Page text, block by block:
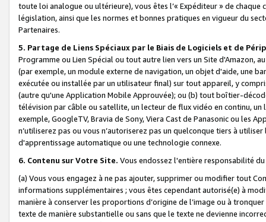
toute loi analogue ou ultérieure), vous êtes l’« Expéditeur » de
législation, ainsi que les normes et bonnes pratiques en vigueur du
Partenaires.
5. Partage de Liens Spéciaux par le Biais de Logiciels et de
Programme ou Lien Spécial ou tout autre lien vers un Site d'Amazon,
(par exemple, un module externe de navigation, un objet d'aide, une
exécutée ou installée par un utilisateur final) sur tout appareil, y
(autre qu'une Application Mobile Approuvée); ou (b) tout boîtier-
télévision par câble ou satellite, un lecteur de flux vidéo en continu,
exemple, GoogleTV, Bravia de Sony, Viera Cast de Panasonic ou les
n’utiliserez pas ou vous n’autoriserez pas un quelconque tiers à
d'apprentissage automatique ou une technologie connexe.
6. Contenu sur Votre Site. Vous endossez l'entière responsabilité
(a) Vous vous engagez à ne pas ajouter, supprimer ou modifier tout
informations supplémentaires ; vous êtes cependant autorisé(e) à
manière à conserver les proportions d’origine de l’image ou à
texte de manière substantielle ou sans que le texte ne devienne